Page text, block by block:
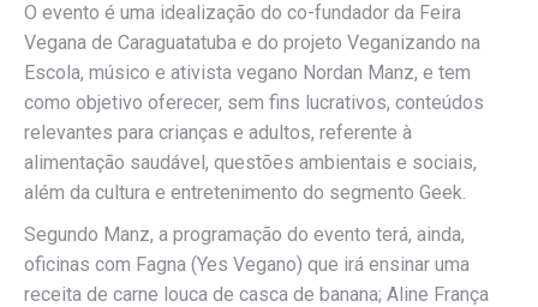
O evento é uma idealização do co-fundador da Feira
Vegana de Caraguatatuba e do projeto Veganizando na
Escola, músico e ativista vegano Nordan Manz, e tem
como objetivo oferecer, sem fins lucrativos, conteúdos
relevantes para crianças e adultos, referente à
alimentação saudável, questões ambientais e sociais,
além da cultura e entretenimento do segmento Geek.
Segundo Manz, a programação do evento terá, ainda,
oficinas com Fagna (Yes Vegano) que irá ensinar uma
receita de carne louca de casca de banana; Aline França